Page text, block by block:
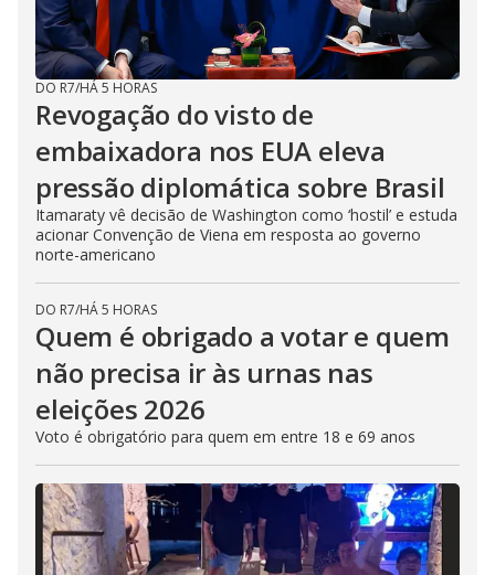
DO R7/HÁ 5 HORAS
Revogação do visto de
embaixadora nos EUA eleva
pressão diplomática sobre Brasil
Itamaraty vê decisão de Washington como ‘hostil’ e estuda
acionar Convenção de Viena em resposta ao governo
norte-americano
DO R7/HÁ 5 HORAS
Quem é obrigado a votar e quem
não precisa ir às urnas nas
eleições 2026
Voto é obrigatório para quem em entre 18 e 69 anos